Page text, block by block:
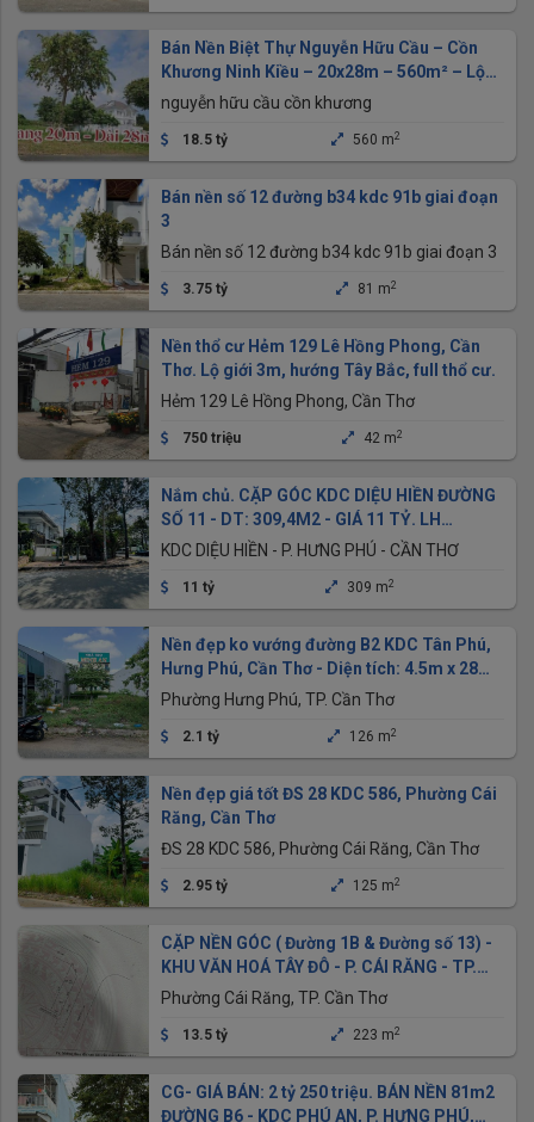
Bán Nền Biệt Thự Nguyễn Hữu Cầu – Cồn
Khương Ninh Kiều – 20x28m – 560m² – Lộ
20m
nguyễn hữu cầu cồn khương
18.5 tỷ 560 m2
Bán nền số 12 đường b34 kdc 91b giai đoạn
3
Bán nền số 12 đường b34 kdc 91b giai đoạn 3
3.75 tỷ 81 m2
Nền thổ cư Hẻm 129 Lê Hồng Phong, Cần
Thơ. Lộ giới 3m, hướng Tây Bắc, full thổ cư.
Hẻm 129 Lê Hồng Phong, Cần Thơ
750 triệu 42 m2
Nắm chủ. CẶP GÓC KDC DIỆU HIỀN ĐƯỜNG
SỐ 11 - DT: 309,4M2 - GIÁ 11 TỶ. LH
0949946604 QUÝ
KDC DIỆU HIỀN - P. HƯNG PHÚ - CẦN THƠ
11 tỷ 309 m2
Nền đẹp ko vướng đường B2 KDC Tân Phú,
Hưng Phú, Cần Thơ - Diện tích: 4.5m x 28m
= 126m2 ODT
Phường Hưng Phú, TP. Cần Thơ
2.1 tỷ 126 m2
Nền đẹp giá tốt ĐS 28 KDC 586, Phường Cái
Răng, Cần Thơ
ĐS 28 KDC 586, Phường Cái Răng, Cần Thơ
2.95 tỷ 125 m2
CẶP NỀN GÓC ( Đường 1B & Đường số 13) -
KHU VĂN HOÁ TÂY ĐÔ - P. CÁI RĂNG - TP.
CẦN THƠ
Phường Cái Răng, TP. Cần Thơ
13.5 tỷ 223 m2
CG- GIÁ BÁN: 2 tỷ 250 triệu. BÁN NỀN 81m2
ĐƯỜNG B6 - KDC PHÚ AN, P. HƯNG PHÚ,